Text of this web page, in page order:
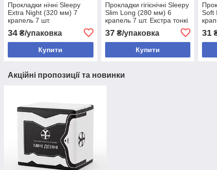
Прокладки нічні Sleepy
Extra Night (320 мм) 7
крапель 7 шт.
Гіпоалергенні прокладки
34 ₴/упаковка
Купити
Прокладки гігієнічні Sleepy
Slim Long (280 мм) 6
крапель 7 шт. Екстра тонкі
37₴/упаковка
Купити
Soft
31
Акційні пропозиції та новинки